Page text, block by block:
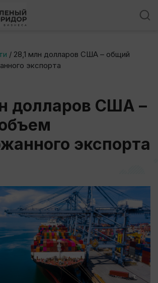
/ 28,1 млн долларов США – общий
экспорта
долларов США –
экспорта